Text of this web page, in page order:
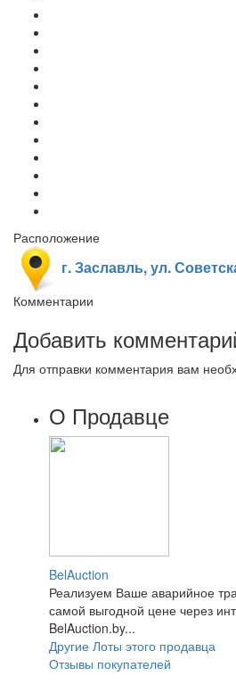
Расположение
г. Заславль, ул.
Комментарии
Добавить
Для отправки комментария вам
О Продавце
BelAuction
Реализуем Ваше аварийное
самой выгодной цене через
BelAuction.by...
Другие Лоты этого продавца
Отзывы покупателей